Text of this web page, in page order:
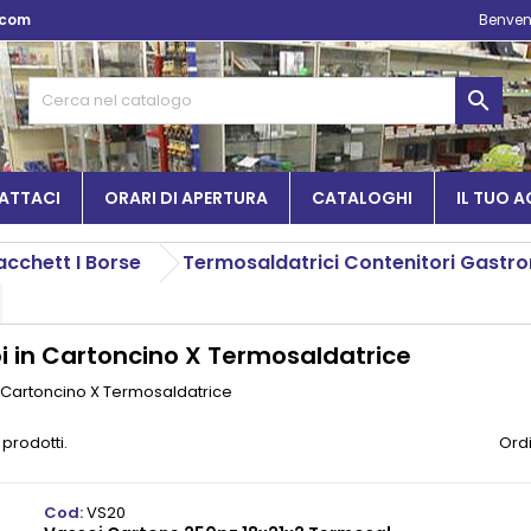

ORARI DI APERTURA CATALOGHI IL TUO
I Borse Termosaldatrici Contenitori
in Cartoncino X Termosaldatrice
X Termosaldatrice
Cod:VS20